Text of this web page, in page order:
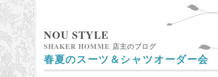
NOU STYLE
SHAKER HOMME 店主のブログ
春夏のスーツ＆シャツオーダー会